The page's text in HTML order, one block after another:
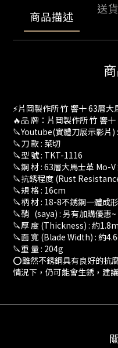
商品描述
送
⚡️片岡製作所 竹 響十 63層
🔥品 牌：片岡製作所 竹 響十
🔪Youtube(實體刀展示影
🔪刀 款 : 菜切
🔪型 號 : TKT-1116
🔪鋼 材 : 63層大馬士革 Mo-
🔪抗銹程度 (Rust
🔪規 格 : 16cm
🔪柄 材 : 18-8不銹鋼一體成
🔪鞘 (saya) : 另有加購優惠
🔪厚 度 (Thickness) : 約
🔪面 寬 (Blade Width) : 約
🔪重 量 : 204g
⭕️雖然不銹鋼具有良好的抗
情況下，仍可能會生銹，建